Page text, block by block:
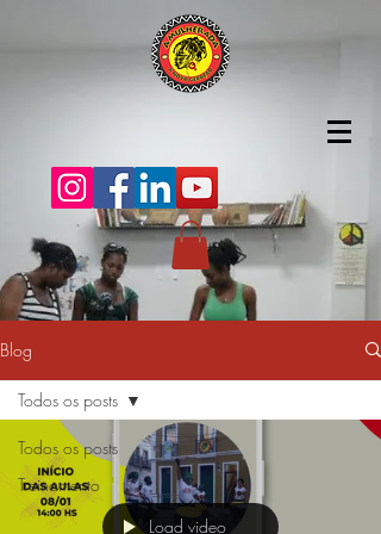
Blog
Todos os posts
Treinamento
Todos os posts
Load video